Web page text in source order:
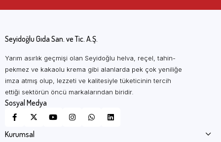
Seyidoğlu Gıda San. ve Tic. A.Ş.
Yarım asırlık geçmişi olan Seyidoğlu helva, reçel, tahin-
pekmez ve kakaolu krema gibi alanlarda pek çok yeniliğe
imza atmış olup, lezzeti ve kalitesiyle tüketicinin tercih
ettiği sektörün öncü markalarından biridir.
Sosyal Medya
Kurumsal